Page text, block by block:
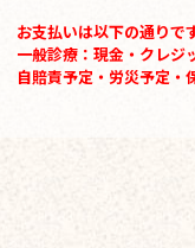
お支払いは以下の通りで
一般診療：現金・クレジ
自賠責予定・労災予定・